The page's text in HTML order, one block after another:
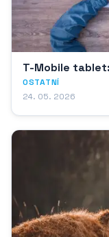
T-Mobile
OSTATNÍ
24. 05. 2026